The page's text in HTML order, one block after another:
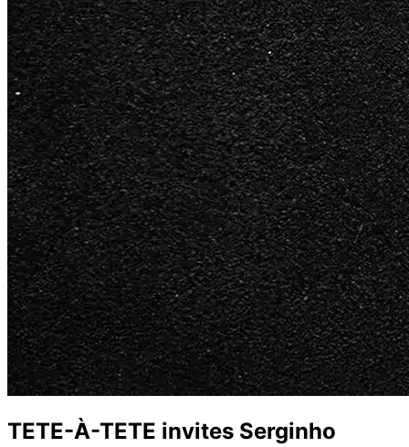
TETE-À-TETE invites Serginho